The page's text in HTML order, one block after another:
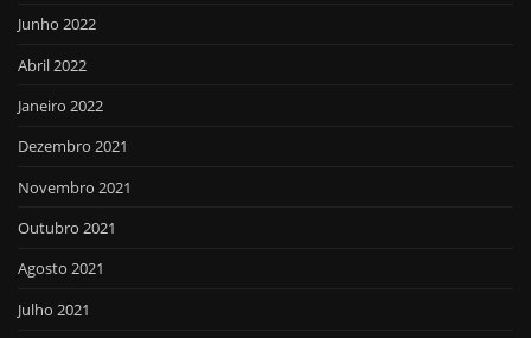
Junho 2022
Abril 2022
Janeiro 2022
Dezembro 2021
Novembro 2021
Outubro 2021
Agosto 2021
Julho 2021